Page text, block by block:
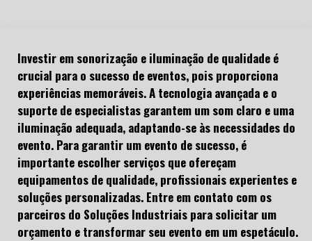
Investir em sonorização e iluminação de qualidade é
crucial para o sucesso de eventos, pois proporciona
experiências memoráveis. A tecnologia avançada e o
suporte de especialistas garantem um som claro e uma
iluminação adequada, adaptando-se às necessidades do
evento. Para garantir um evento de sucesso, é
importante escolher serviços que ofereçam
equipamentos de qualidade, profissionais experientes e
soluções personalizadas. Entre em contato com os
parceiros do Soluções Industriais para solicitar um
orçamento e transformar seu evento em um espetáculo.